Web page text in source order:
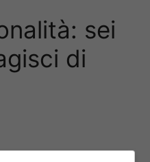
sei
di